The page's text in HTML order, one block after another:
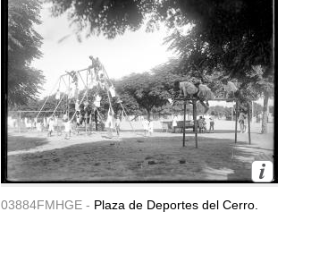
03884FMHGE - Plaza de Deportes del Cerro.